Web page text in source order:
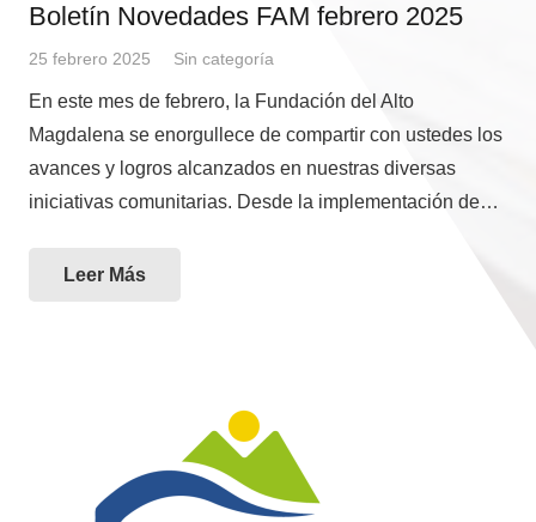
Boletín Novedades FAM febrero 2025
25 febrero 2025 Sin categoría
En este mes de febrero, la Fundación del Alto
Magdalena se enorgullece de compartir con ustedes los
avances y logros alcanzados en nuestras diversas
iniciativas comunitarias. Desde la implementación de…
Leer Más